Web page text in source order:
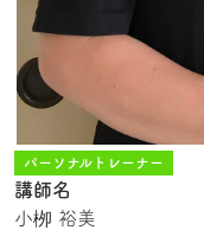
パーソナルトレーナー
講師名
小栁 裕美